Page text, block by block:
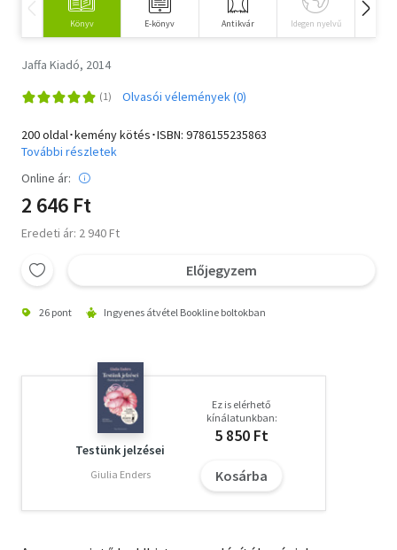
Könyv E-könyv Antikvár Idegen nyelvű
Jaffa Kiadó, 2014
Olvasói vélemények (0)
200 oldal･kemény kötés･ISBN: 9786155235863
További részletek
Online ár:
2 646 Ft
Eredeti ár: 2 940 Ft
Előjegyzem
26 pont Ingyenes átvétel Bookline boltokban
Testünk jelzései
Giulia Enders
Ez is elérhető
kínálatunkban:
5 850 Ft
Kosárba